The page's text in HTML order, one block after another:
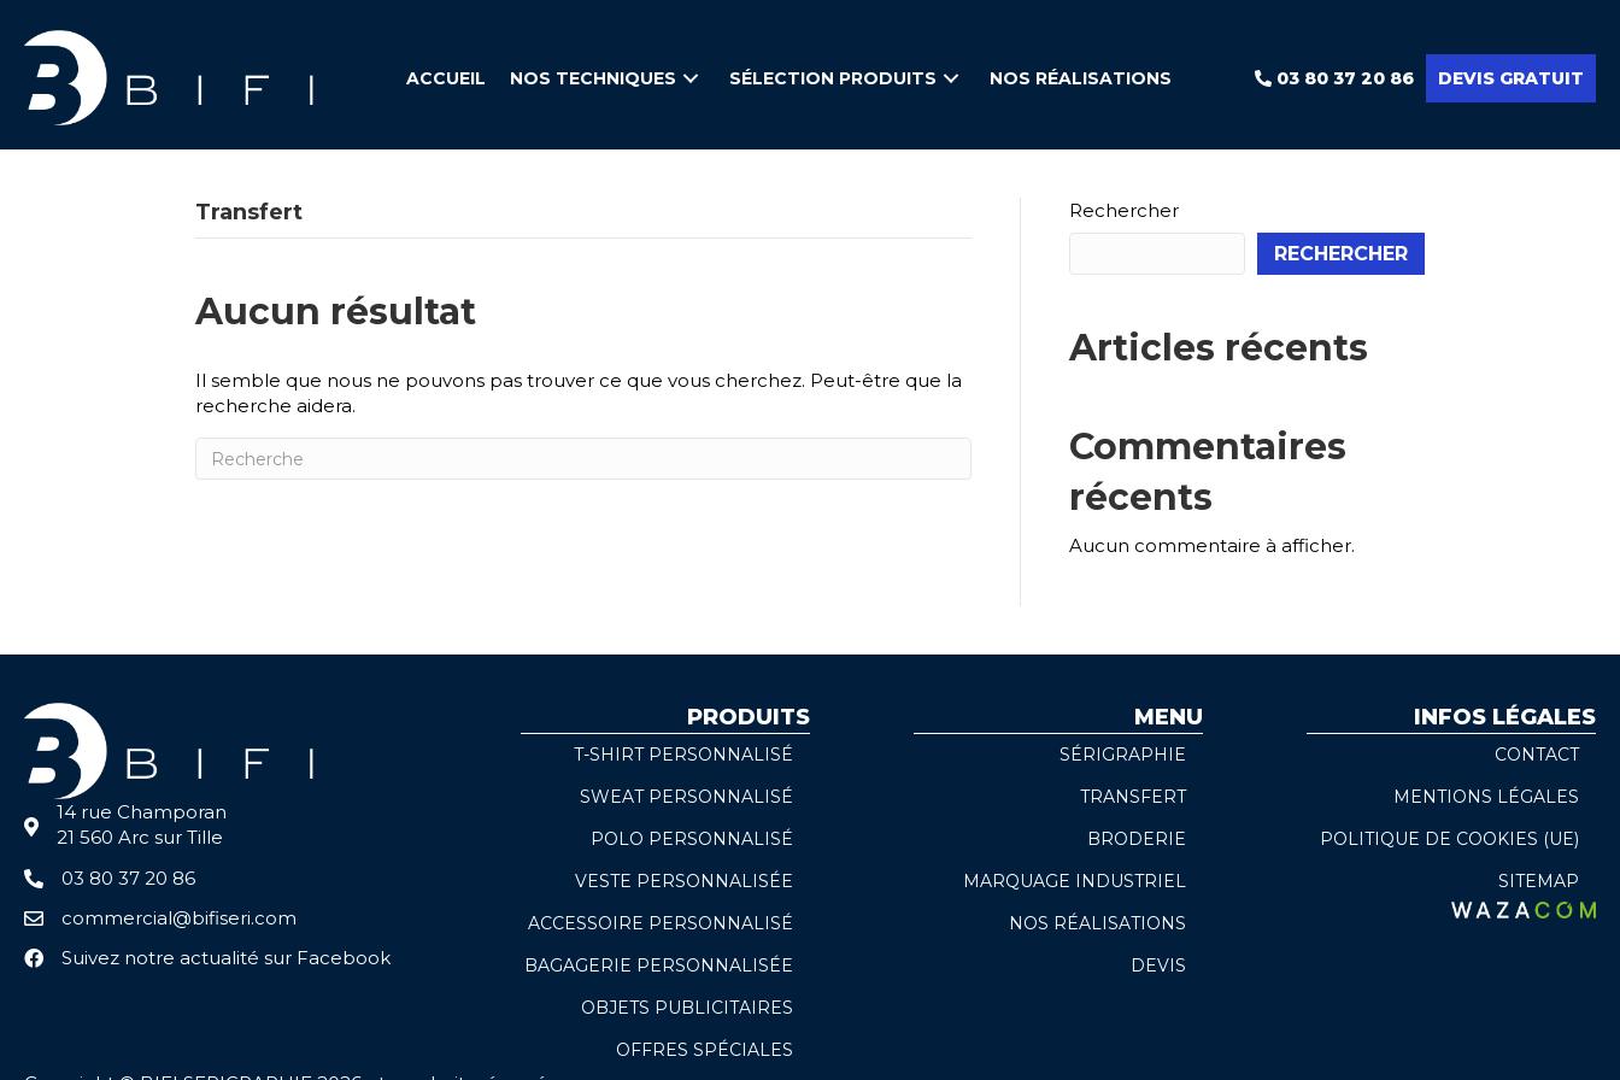
ACCUEIL NOS TECHNIQUES SÉLECTION PRODUITS NOS RÉALISATIONS 03 80 37 20 86 DEVIS GRATUIT
Transfert
Aucun résultat
Il semble que nous ne pouvons pas trouver ce que vous cherchez. Peut-être que la
recherche aidera.
Rechercher
RECHERCHER
Articles récents
Commentaires
récents
Aucun commentaire à afficher.
14 rue Champoran
21 560 Arc sur Tille
03 80 37 20 86
commercial@bifiseri.com
Suivez notre actualité sur Facebook
PRODUITS
T-SHIRT PERSONNALISÉ
SWEAT PERSONNALISÉ
POLO PERSONNALISÉ
VESTE PERSONNALISÉE
ACCESSOIRE PERSONNALISÉ
BAGAGERIE PERSONNALISÉE
OBJETS PUBLICITAIRES
OFFRES SPÉCIALES
MENU
SÉRIGRAPHIE
TRANSFERT
BRODERIE
MARQUAGE INDUSTRIEL
NOS RÉALISATIONS
DEVIS
INFOS LÉGALES
CONTACT
MENTIONS LÉGALES
POLITIQUE DE COOKIES (UE)
SITEMAP